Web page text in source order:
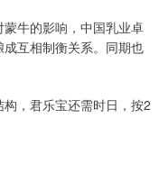
牛的影响，中国乳业卓
互相制衡关系。同期也
，君乐宝还需时日，按2